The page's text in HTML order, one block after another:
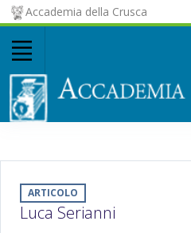
Accademia della Crusca
ARTICOLO
Luca Serianni